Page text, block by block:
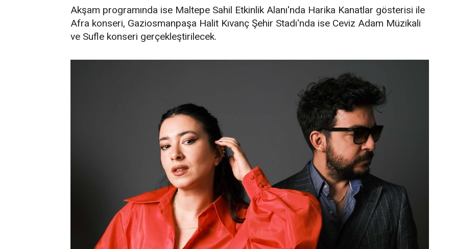
Akşam programında ise Maltepe Sahil Etkinlik Alanı'nda Harika Kanatlar gösterisi ile
Afra konseri, Gaziosmanpaşa Halit Kıvanç Şehir Stadı'nda ise Ceviz Adam Müzikali
ve Sufle konseri gerçekleştirilecek.